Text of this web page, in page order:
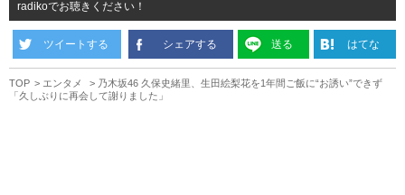
radikoでお聴きください！
ツイートする シェアする 送る はてな
TOP エンタメ
乃木坂46 久保史緒里、生田絵梨花を1年間ご飯に“お誘い”できず
「久しぶりに再会して謝りました」